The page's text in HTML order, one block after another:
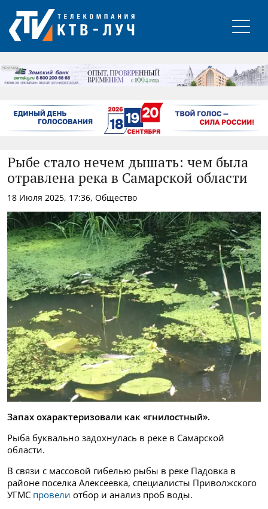
РЕКЛАМА
Рыбе стало нечем дышать: чем была
отравлена река в Самарской области
18 Июля 2025, 17:36, Общество
Запах охарактеризовали как «гнилостный».
Рыба буквально задохнулась в реке в Самарской
области.
В связи с массовой гибелью рыбы в реке Падовка в
районе поселка Алексеевка, специалисты Приволжского
УГМС провели отбор и анализ проб воды.